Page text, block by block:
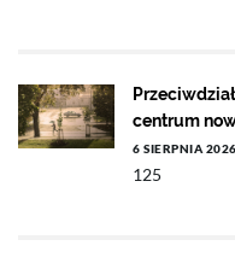
centrum
6 SIERPNIA
125